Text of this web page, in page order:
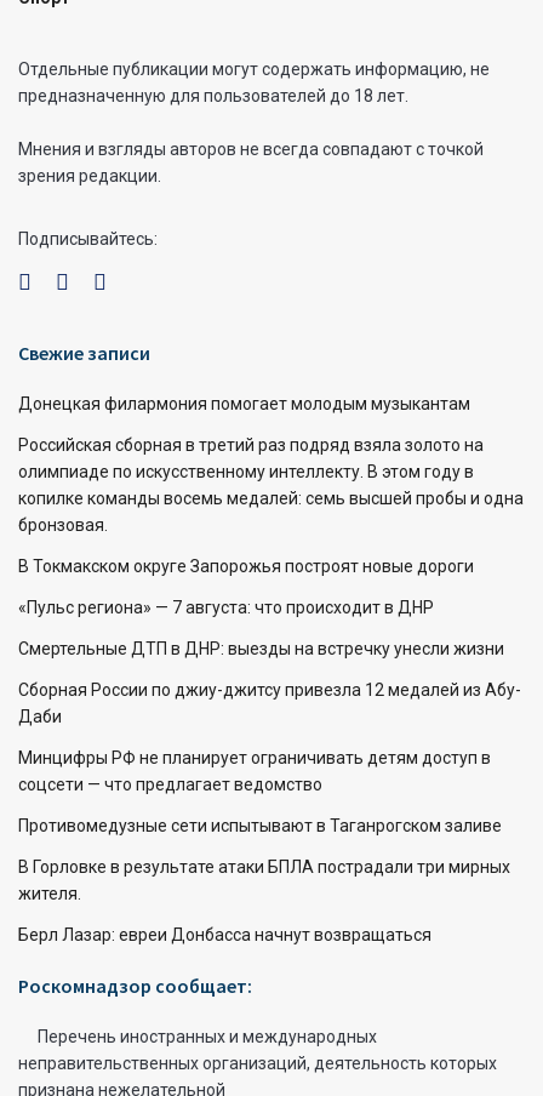
Отдельные публикации могут содержать информацию, не
предназначенную для пользователей до 18 лет.
Мнения и взгляды авторов не всегда совпадают с точкой
зрения редакции.
Подписывайтесь:
Свежие записи
Донецкая филармония помогает молодым музыкантам
Российская сборная в третий раз подряд взяла золото на
олимпиаде по искусственному интеллекту. В этом году в
копилке команды восемь медалей: семь высшей пробы и одна
бронзовая.
В Токмакском округе Запорожья построят новые дороги
«Пульс региона» — 7 августа: что происходит в ДНР
Смертельные ДТП в ДНР: выезды на встречку унесли жизни
Сборная России по джиу-джитсу привезла 12 медалей из Абу-
Даби
Минцифры РФ не планирует ограничивать детям доступ в
соцсети — что предлагает ведомство
Противомедузные сети испытывают в Таганрогском заливе
В Горловке в результате атаки БПЛА пострадали три мирных
жителя.
Берл Лазар: евреи Донбасса начнут возвращаться
Роскомнадзор сообщает:
Перечень иностранных и международных
неправительственных организаций, деятельность которых
признана нежелательной